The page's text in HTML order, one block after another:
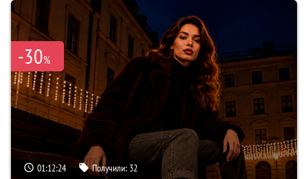
-30%
01:12:24 Получили: 32